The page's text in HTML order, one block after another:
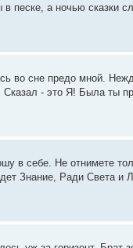
песке, а ночью сказки
во сне предо мной.
- это Я! Была ты
в себе. Не отнимете
Знание, Ради Света и